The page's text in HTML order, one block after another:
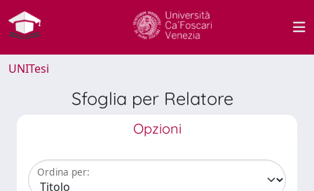
UNITesi
Sfoglia per Relatore
Opzioni
Ordina per: